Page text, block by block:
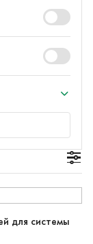
для системы